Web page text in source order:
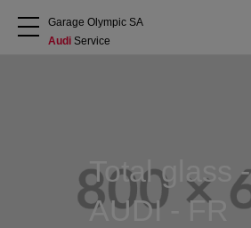
Garage Olympic SA
Audi Service
Total glass -
AUDI - FR